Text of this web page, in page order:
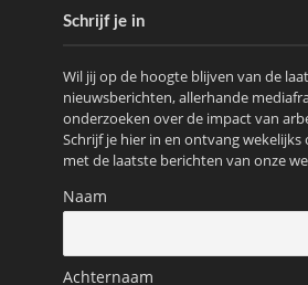
Schrijf je in
Wil jij op de hoogte blijven van de
nieuwsberichten, allerhande
onderzoeken over de impact van
Schrijf je hier in en ontvang wekelijks
met de laatste berichten van onze
Naam
Achternaam